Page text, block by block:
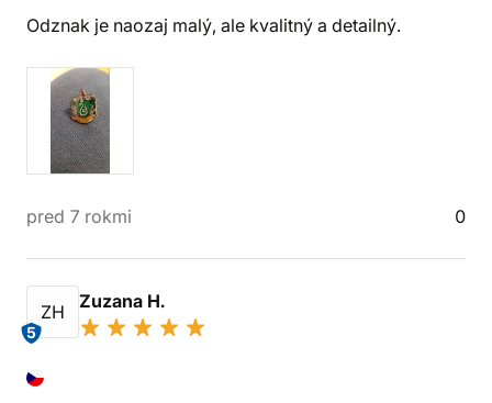
Odznak je naozaj malý, ale kvalitný a detailný.
pred 7 rokmi 0
ZH
5
Zuzana H.